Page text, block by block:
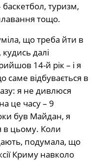
туризм,
тощо.
що треба йти в
далі
14-й рік – і я
саме відбувається в
я не дивлюся
це часу – 9
був Майдан, я
в цьому. Коли
подумала, що
Криму навколо